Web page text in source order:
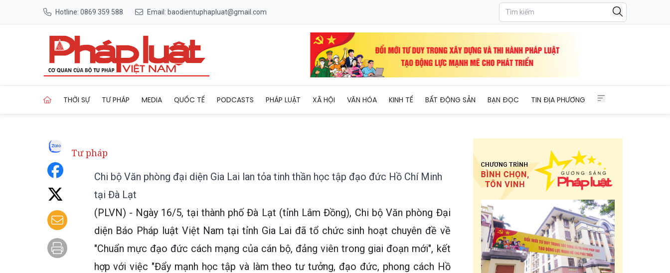
Hotline: 0869 359 588 Email: baodientuphapluat@gmail.com
THỜI SỰ TƯ PHÁP MEDIA QUỐC TẾ PODCASTS PHÁP LUẬT XÃ HỘI VĂN HÓA KINH TẾ BẤT ĐỘNG SẢN BẠN ĐỌC TIN ĐỊA PHƯƠNG
Tư pháp
Chi bộ Văn phòng đại diện Gia Lai lan tỏa tinh thần học tập đạo đức Hồ Chí Minh
tại Đà Lạt
(PLVN) - Ngày 16/5, tại thành phố Đà Lạt (tỉnh Lâm Đồng), Chi bộ Văn phòng Đại
diện Báo Pháp luật Việt Nam tại tỉnh Gia Lai đã tổ chức sinh hoạt chuyên đề về
"Chuẩn mực đạo đức cách mạng của cán bộ, đảng viên trong giai đoạn mới", kết
hợp với việc "Đẩy mạnh học tập và làm theo tư tưởng, đạo đức, phong cách Hồ